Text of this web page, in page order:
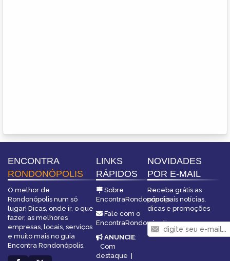
ENCONTRA
RONDONÓPOLIS
O melhor de
Rondonópolis num só
lugar! Dicas, onde ir, o que
fazer, as melhores
empresas, locais, serviços
e muito mais no guia
Encontra Rondonópolis.
LINKS
RÁPIDOS
Sobre
EncontraRondonópolis
Fale com o
EncontraRondonópolis
ANUNCIE:
Com
destaque |
NOVIDADES
POR E-MAIL
Receba grátis as
principais notícias,
dicas e promoções